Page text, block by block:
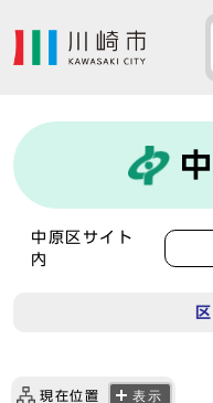
中原区サイト
内
現在位置 表示